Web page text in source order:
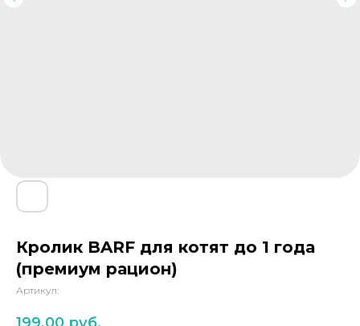
Кролик BARF для котят до 1 года
(премиум рацион)
Артикул: